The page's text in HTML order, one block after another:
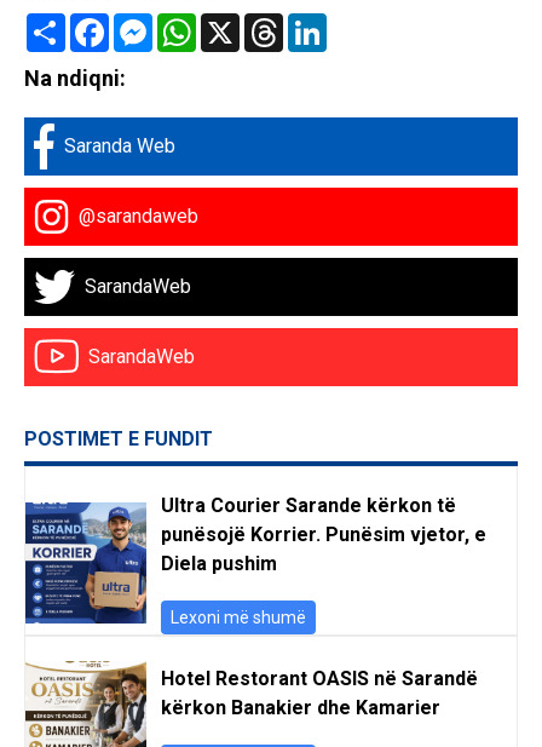
Share FacebookMessenger
WhatsApp
X Threads
Na ndiqni:
Saranda Web
@sarandaweb
SarandaWeb
SarandaWeb
POSTIMET E FUNDIT
Ultra Courier Sarande kërkon të
punësojë Korrier. Punësim vjetor, e
Diela pushim
Lexoni më shumë
Hotel Restorant OASIS në Sarandë
kërkon Banakier dhe Kamarier